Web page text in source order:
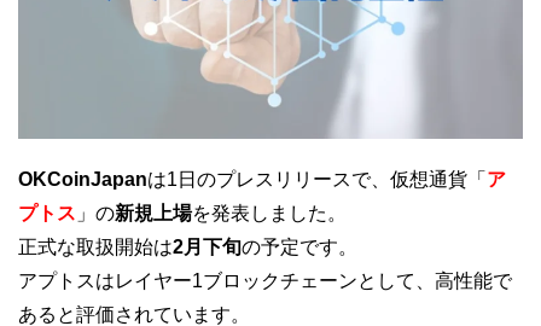
OKCoinJapanは1日のプレスリリースで、仮想通貨「 ア
プトス 」の新規上場を発表しました。
正式な取扱開始は2月下旬の予定です。
アプトスはレイヤー1ブロックチェーンとして、高性能で
あると評価されています。